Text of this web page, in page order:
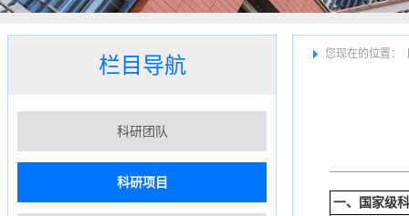
栏目导航
科研团队
科研项目
您现在的位置：
一、国家级